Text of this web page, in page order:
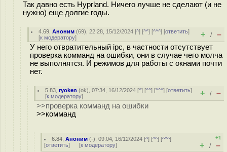
Так давно есть Hyprland. Ничего лучше не сделают (и не
нужно) еще долгие годы.
4.69 ,Аноним (69), 22:28, 15/12/2024 [^] [^^] [^^^] [ответить]
[к модератору] + / –
У него отвратительный ipc, в частности отсутствует
проверка комманд на ошибки, они в случае чего молча
не выполнятся. И режимов для работы с окнами почти
нет.
5.83 ,ryoken (ok), 07:34, 16/12/2024 [^] [^^] [^^^] [ответить]
[к модератору] + / –
>>проверка комманд на ошибки
>>комманд
6.84 ,Аноним (-), 09:04, 16/12/2024 [^] [^^] [^^^]
[ответить] [к модератору]
+1
+ / –